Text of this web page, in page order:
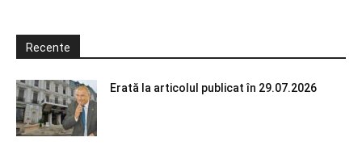
Recente
Erată la articolul publicat în 29.07.2026